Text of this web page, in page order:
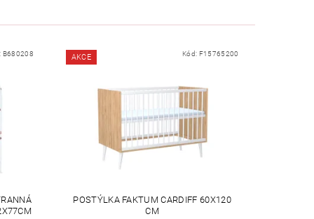
B680208 AKCE Kód: F15765200
POSTÝLKA FAKTUM CARDIFF 60X120
CM